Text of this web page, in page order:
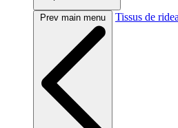
Prev main menu Tissus de